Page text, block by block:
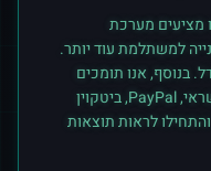
מציעים מערכת
למשתלמת עוד יותר.
בנוסף, אנו תומכים
במגוון אמצעי תשלום כולל כרטיסי אשראי, PayPal, ביטקוין
לראות תוצאות